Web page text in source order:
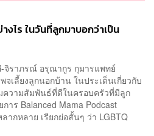
งไร ในวันที่ลูกมาบอกว่าเป็น
ราภรณ์ อรุณากูร กุมารแพทย์
จเลี้ยงลูกนอกบ้าน ในประเด็นเกี่ยวกับ
ความสัมพันธ์ที่ดีในครอบครัวที่มีลูก
าร Balanced Mama Podcast
ากหลาย เรียกย่อสั้นๆ ว่า LGBTQ